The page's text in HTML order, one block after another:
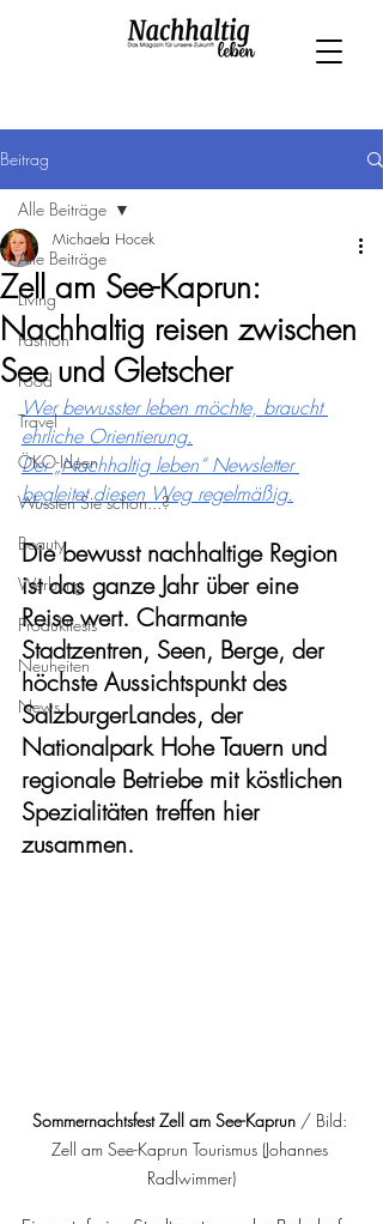
Beitrag
Alle Beiträge
Living
Fashion
Food
Travel
ÖKO-Ideen
Wussten Sie schon...?
Beauty
Werbung
Produkttests
Neuheiten
News
Alle Beiträge
Zell am See-Kaprun:
Nachhaltig reisen zwischen
See und Gletscher
Michaela Hocek
Wer bewusster leben möchte, braucht
ehrliche Orientierung.
Der „Nachhaltig leben“ Newsletter
begleitet diesen Weg regelmäßig.
Die bewusst nachhaltige Region
ist das ganze Jahr über eine
Reise wert. Charmante
Stadtzentren, Seen, Berge, der
höchste Aussichtspunkt des
SalzburgerLandes, der
Nationalpark Hohe Tauern und
regionale Betriebe mit köstlichen
Spezialitäten treffen hier
zusammen.
Sommernachtsfest Zell am See-Kaprun / Bild:
Zell am See-Kaprun Tourismus (Johannes
Radlwimmer)